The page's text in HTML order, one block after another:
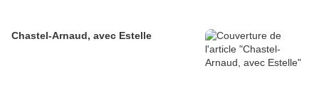
Chastel-Arnaud, avec Estelle